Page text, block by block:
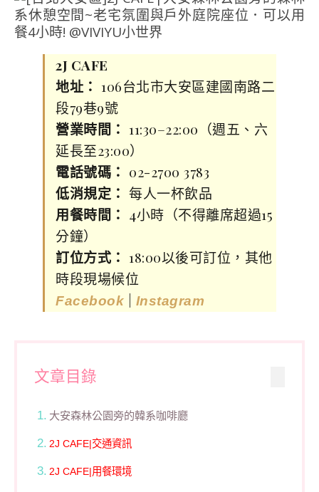
2J CAFE
地址： 106台北市大安區建國南路二
段79巷9號
營業時間： 11:30–22:00（週五、六
延長至23:00）
電話號碼： 02-2700 3783
低消規定： 每人一杯飲品
用餐時間： 4小時（不得離席超過15
分鐘）
訂位方式： 18:00以後可訂位，其他
時段現場候位
Facebook | Instagram
文章目錄
大安森林公園旁的韓系咖啡廳
2J CAFE|交通資訊
2J CAFE|用餐環境